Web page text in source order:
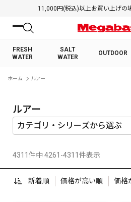
11,000円(税込)以上お買い上げの
FRESH
WATER
SALT
WATER
OUTDOOR
キーワード
カテゴリ
PREMIUM オンライン限定
ホーム ルアー
ルアー
4311件中 4261-4311件表示
新着順 価格が高い順 価格